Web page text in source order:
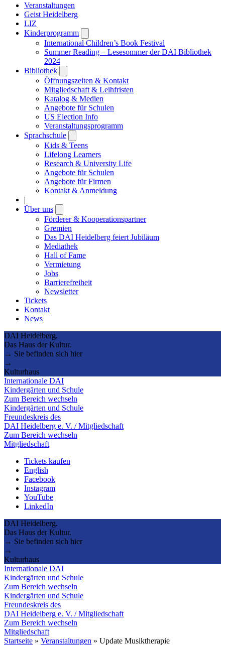
Veranstaltungen
Geist Heidelberg
LIZ
Kinderprogramm
submenu
International Children’s Book Festival
Summer Reading – Lesesommer der DAI Bibliothek
2024
Bibliothek
submenu
Öffnungszeiten & Kontakt
Mitgliedschaft & Leihfristen
Katalog & Medien
Angebote für Schulen
US Election Info
Veranstaltungsprogramm
Sprachschule
submenu
Kids & Teens
Lifelong Learners
Research & University Life
Angebote für Schulen
Angebote für Firmen
Kontakt & Anmeldung
|
Über uns
submenu
Förderer & Kooperationspartner
Gremien
Das DAI Heidelberg feiert Jubiläum
Mediathek
Hall of Fame
Vermietung
Jobs
Barrierefreiheit
Newsletter
Tickets
Kontakt
News
DAI Heidelberg.
Das Haus der Kultur.
→ Sie befinden sich hier
→
Kulturhaus
Internationale DAI
Kindergärten und Schule
Zum Bereich wechseln
Kindergärten und Schule
Freundeskreis des
DAI Heidelberg e. V. / Mitgliedschaft
Zum Bereich wechseln
Mitgliedschaft
Tickets kaufen
English
Facebook
Instagram
YouTube
LinkedIn
DAI Heidelberg.
Das Haus der Kultur.
→ Sie befinden sich hier
→
Kulturhaus
Internationale DAI
Kindergärten und Schule
Zum Bereich wechseln
Kindergärten und Schule
Freundeskreis des
DAI Heidelberg e. V. / Mitgliedschaft
Zum Bereich wechseln
Mitgliedschaft
Startseite » Veranstaltungen » Update Musiktherapie